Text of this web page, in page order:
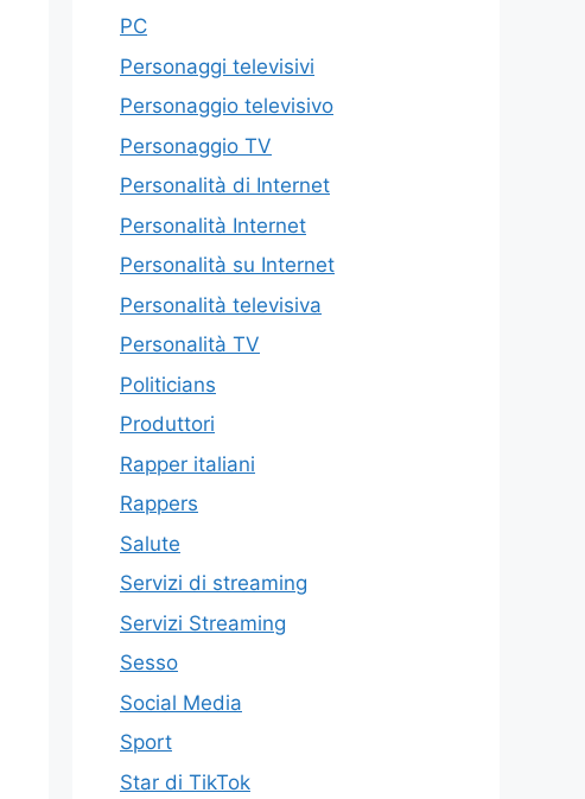
PC
Personaggi televisivi
Personaggio televisivo
Personaggio TV
Personalità di Internet
Personalità Internet
Personalità su Internet
Personalità televisiva
Personalità TV
Politicians
Produttori
Rapper italiani
Rappers
Salute
Servizi di streaming
Servizi Streaming
Sesso
Social Media
Sport
Star di TikTok